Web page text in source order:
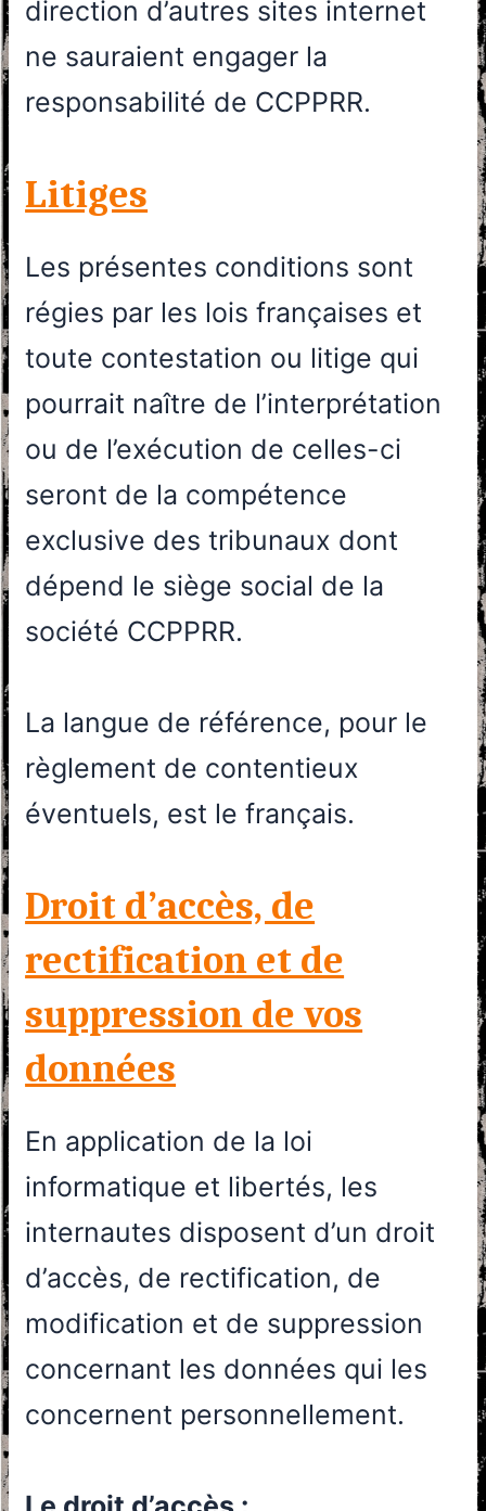
direction d’autres sites internet
ne sauraient engager la
responsabilité de CCPPRR.
Litiges
Les présentes conditions sont
régies par les lois françaises et
toute contestation ou litige qui
pourrait naître de l’interprétation
ou de l’exécution de celles-ci
seront de la compétence
exclusive des tribunaux dont
dépend le siège social de la
société CCPPRR.
La langue de référence, pour le
règlement de contentieux
éventuels, est le français.
Droit d’accès, de
rectification et de
suppression de vos
données
En application de la loi
informatique et libertés, les
internautes disposent d’un droit
d’accès, de rectification, de
modification et de suppression
concernant les données qui les
concernent personnellement.